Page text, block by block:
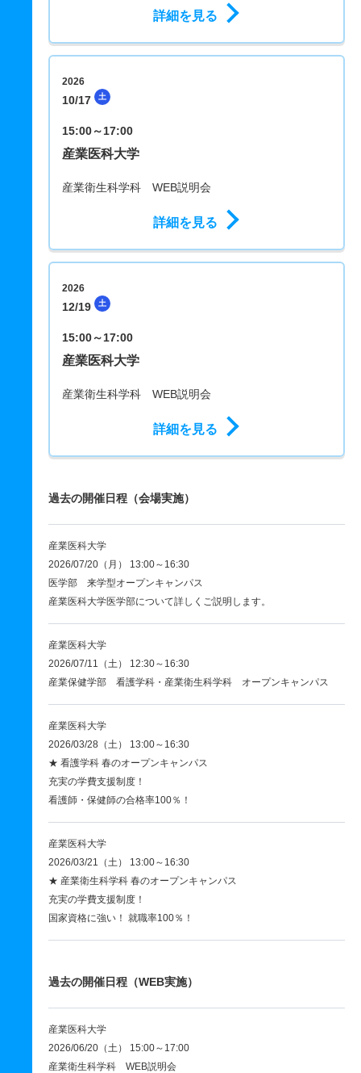
詳細を見る
2026
10/17 土
15:00～17:00
産業医科大学
産業衛生科学科 WEB説明会
詳細を見る
2026
12/19 土
15:00～17:00
産業医科大学
産業衛生科学科 WEB説明会
詳細を見る
過去の開催日程（会場実施）
産業医科大学
2026/07/20（月） 13:00～16:30
医学部 来学型オープンキャンパス
産業医科大学医学部について詳しくご説明します。
産業医科大学
2026/07/11（土） 12:30～16:30
産業保健学部 看護学科・産業衛生科学科 オープンキャンパス
産業医科大学
2026/03/28（土） 13:00～16:30
★ 看護学科 春のオープンキャンパス
充実の学費支援制度！
看護師・保健師の合格率100％！
産業医科大学
2026/03/21（土） 13:00～16:30
★ 産業衛生科学科 春のオープンキャンパス
充実の学費支援制度！
国家資格に強い！ 就職率100％！
過去の開催日程（WEB実施）
産業医科大学
2026/06/20（土） 15:00～17:00
産業衛生科学科 WEB説明会